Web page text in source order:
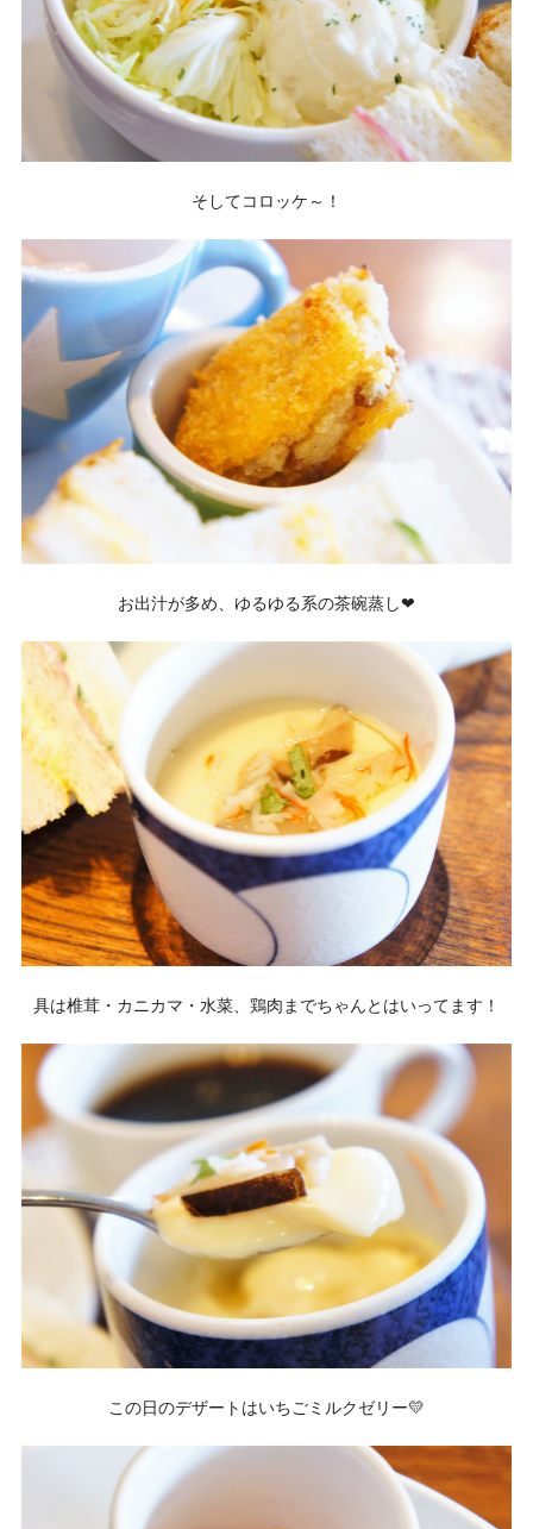
そしてコロッケ～！
お出汁が多め、ゆるゆる系の茶碗蒸し❤
具は椎茸・カニカマ・水菜、鶏肉までちゃんとはいってます！
この日のデザートはいちごミルクゼリー💛